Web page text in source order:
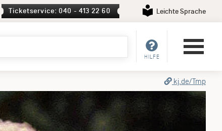
Ticketservice: 040 - 413 22 60 Leichte Sprache
HILFE
kj.de/Tmp